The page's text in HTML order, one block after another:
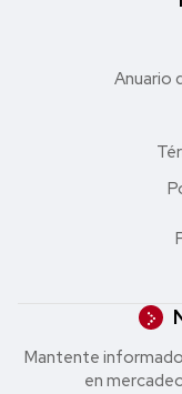
Anuario
Mantente
en